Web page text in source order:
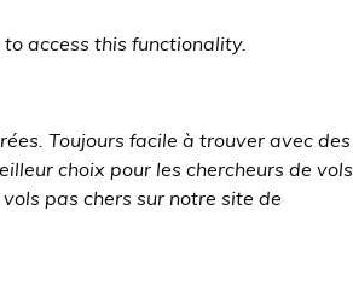
access this functionality.
Toujours facile à trouver avec des
choix pour les chercheurs de vols
pas chers sur notre site de